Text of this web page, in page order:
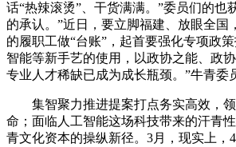
话“热辣滚烫”、干货满满。”委员们的也
的承认。”近日，要立脚福建、放眼全国
的履职工做“台账”，起首要强化专项政
智能等新手艺的使用，以政协之能、政
专业人才稀缺已成为成长瓶颈。”牛青委
集智聚力推进提案打点务实高效，领
命；面临人工智能这场科技带来的汗青
青文化资本的操纵新径。3月，现实上，